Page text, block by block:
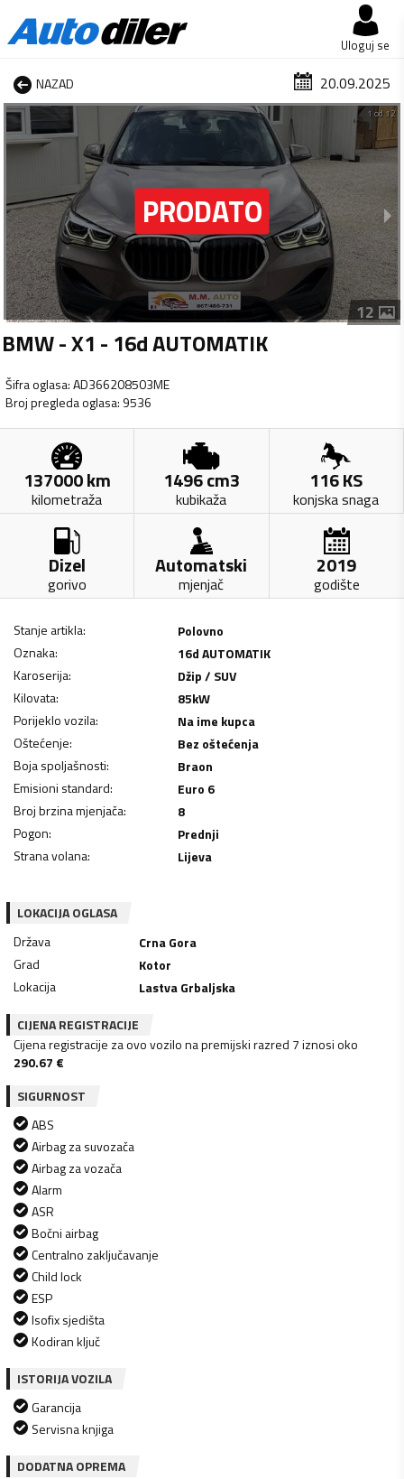
Uloguj se
NAZAD 20.09.2025
1 od 12
12
BMW - X1 - 16d AUTOMATIK
Šifra oglasa:AD366208503ME
Broj pregleda oglasa: 9536
137000km
kilometraža
1496cm3
kubikaža
116KS
konjska snaga
Dizel
gorivo
Automatski
mjenjač
2019
godište
Stanje artikla:
Polovno
Oznaka:
16d AUTOMATIK
Karoserija:
Džip / SUV
Kilovata: 85kW
Porijeklo vozila:
Na ime kupca
Oštećenje:
Bez oštećenja
Boja spoljašnosti:
Braon
Emisioni standard:
Euro 6
Broj brzina mjenjača:
8
Pogon:
Prednji
Strana volana: Lijeva
LOKACIJA OGLASA
Država
Crna Gora
Grad
Kotor
Lokacija
Lastva Grbaljska
CIJENA REGISTRACIJE
Cijena registracije za ovo vozilo na premijski razred 7 iznosi oko
290.67 €
SIGURNOST
ABS
Airbag za suvozača
Airbag za vozača
Alarm
ASR
Bočni airbag
Centralno zaključavanje
Child lock
ESP
Isofix sjedišta
Kodiran ključ
ISTORIJA VOZILA
Garancija
Servisna knjiga
DODATNA OPREMA